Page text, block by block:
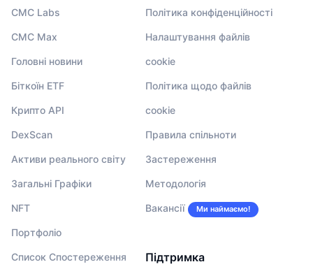
CMC Labs
CMC Max
Головні новини
Біткоїн ETF
Крипто API
DexScan
Активи реального світу
Загальні Графіки
NFT
Портфоліо
Список Спостереження
Політика конфіденційності
Налаштування файлів
cookie
Політика щодо файлів
cookie
Правила спільноти
Застереження
Методологія
Вакансії Ми наймаємо!
Підтримка